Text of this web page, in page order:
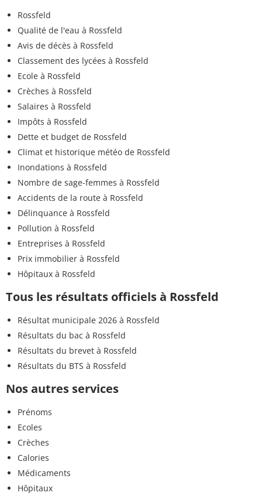
Rossfeld
Qualité de l'eau à Rossfeld
Avis de décès à Rossfeld
Classement des lycées à Rossfeld
Ecole à Rossfeld
Crèches à Rossfeld
Salaires à Rossfeld
Impôts à Rossfeld
Dette et budget de Rossfeld
Climat et historique météo de Rossfeld
Inondations à Rossfeld
Nombre de sage-femmes à Rossfeld
Accidents de la route à Rossfeld
Délinquance à Rossfeld
Pollution à Rossfeld
Entreprises à Rossfeld
Prix immobilier à Rossfeld
Hôpitaux à Rossfeld
Tous les résultats officiels à Rossfeld
Résultat municipale 2026 à Rossfeld
Résultats du bac à Rossfeld
Résultats du brevet à Rossfeld
Résultats du BTS à Rossfeld
Nos autres services
Prénoms
Ecoles
Crèches
Calories
Médicaments
Hôpitaux